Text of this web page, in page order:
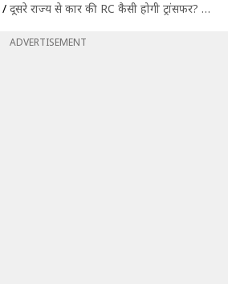
/ दूसरे राज्य से कार की RC कैसी होगी ट्रांसफर? आसान तरीके से समझिये
ADVERTISEMENT